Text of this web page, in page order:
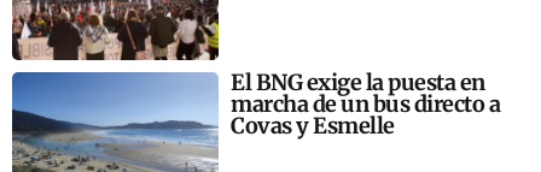
El BNG exige la puesta en
marcha de un bus directo a
Covas y Esmelle